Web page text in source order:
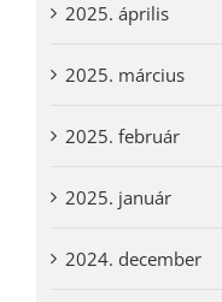
2025. április
2025. március
2025. február
2025. január
2024. december